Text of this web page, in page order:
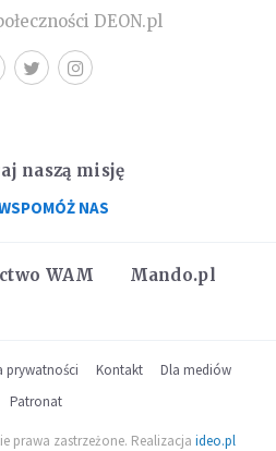
DEON.pl
WAM
Mando.pl
naszą misję
NAS
prywatności Kontakt
Dla mediów
Patronat
prawa zastrzeżone. Realizacja ideo.pl